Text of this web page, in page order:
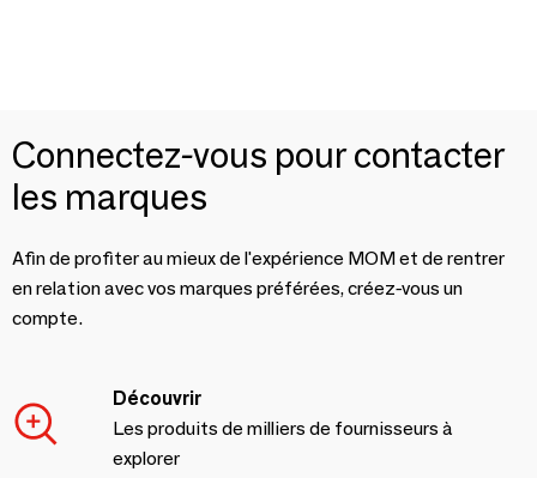
Connectez-vous pour contacter
les marques
Afin de profiter au mieux de l'expérience MOM et de rentrer
en relation avec vos marques préférées, créez-vous un
compte.
Découvrir
Les produits de milliers de fournisseurs à
explorer